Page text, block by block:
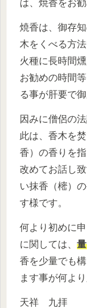
は、焼香をお
焼香は、御存
木をくべる方
火種に長時間
お勧めの時間
る事が肝要で御
因みに僧侶の
此は、香木を
香）の香りを
改めてお話し
い抹香（樒）
す様です。
何より初めに
に関しては、
香を少量でも
ます事が何よ
天祥 九拝